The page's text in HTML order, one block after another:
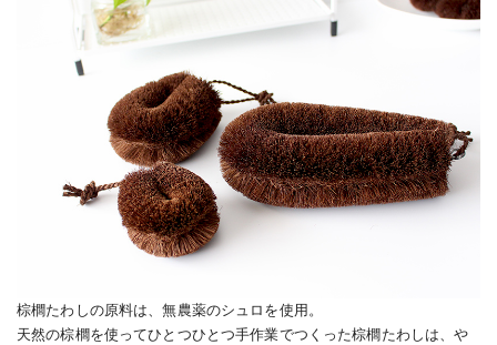
棕櫚たわしの原料は、無農薬のシュロを使用。
天然の棕櫚を使ってひとつひとつ手作業でつくった棕櫚たわしは、や